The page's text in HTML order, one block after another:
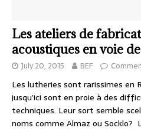
Les ateliers de
acoustiques en voie
July 20, 2015 BEF
Les lutheries sont rarissimes en
jusqu’ici sont en proie à des
techniques. Leur sort semble
noms comme Almaz ou Socklo?